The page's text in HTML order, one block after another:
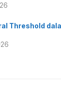
Threshold